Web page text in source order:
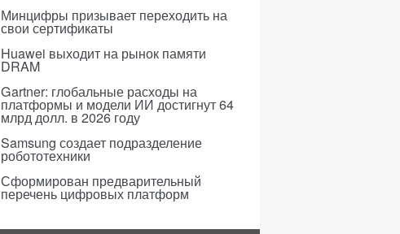
Минцифры призывает переходить на
свои сертификаты
Huawei выходит на рынок памяти
DRAM
Gartner: глобальные расходы на
платформы и модели ИИ достигнут 64
млрд долл. в 2026 году
Samsung создает подразделение
робототехники
Сформирован предварительный
перечень цифровых платформ